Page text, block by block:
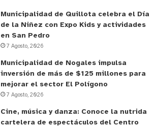
Municipalidad de Quillota celebra el Día
de la Niñez con Expo Kids y actividades
en San Pedro
7 Agosto, 2026
Municipalidad de Nogales impulsa
inversión de más de $125 millones para
mejorar el sector El Polígono
7 Agosto, 2026
Cine, música y danza: Conoce la nutrida
cartelera de espectáculos del Centro